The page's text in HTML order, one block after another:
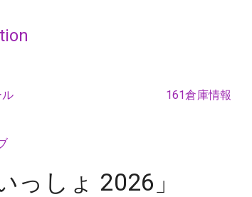
161倉庫情報
っしょ 2026」